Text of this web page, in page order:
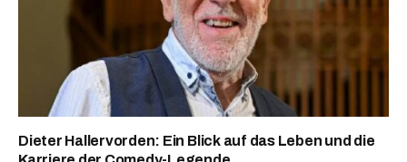
Dieter Hallervorden: Ein Blick auf das Leben und die